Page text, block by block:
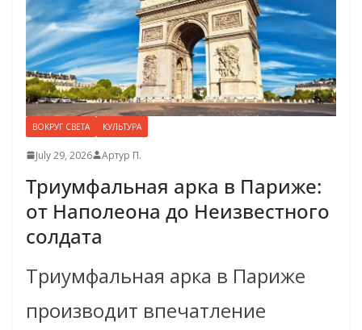
ВОКРУГ СВЕТА КУЛЬТУРА
July 29, 2026 Артур П.
Триумфальная арка в Париже:
от Наполеона до Неизвестного
солдата
Триумфальная арка в Париже
производит впечатление